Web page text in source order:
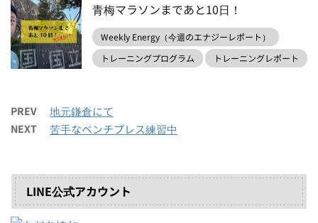
青梅マラソンまであと10日！
Weekly Energy（今週のエナジーレポート）
トレーニングプログラム
トレーニングレポート
PREV 地元鎌倉にて
NEXT 苦手なベンチプレス練習中
LINE公式アカウント